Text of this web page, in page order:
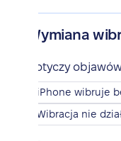
Wymiana
Dotyczy
iPhone wibruje
Wibracja nie